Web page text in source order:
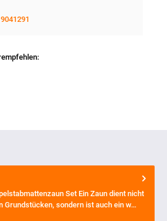
Set Ein Zaun dient nicht
Grundstücken, sondern ist auch ein w…